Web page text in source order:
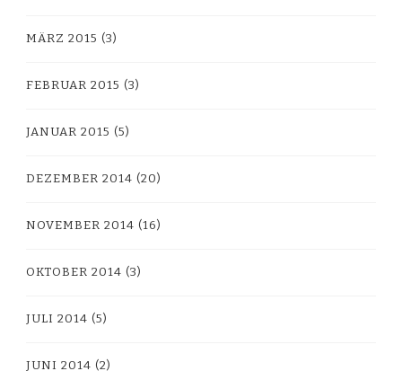
MÄRZ 2015 (3)
FEBRUAR 2015 (3)
JANUAR 2015 (5)
DEZEMBER 2014 (20)
NOVEMBER 2014 (16)
OKTOBER 2014 (3)
JULI 2014 (5)
JUNI 2014 (2)